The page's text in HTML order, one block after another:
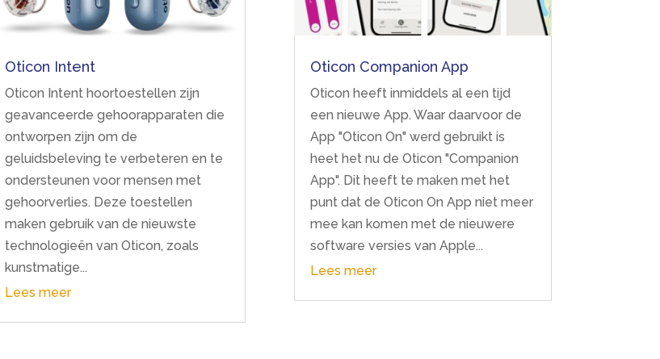
Oticon Intent
Oticon Intent hoortoestellen zijn
geavanceerde gehoorapparaten die
ontworpen zijn om de
geluidsbeleving te verbeteren en te
ondersteunen voor mensen met
gehoorverlies. Deze toestellen
maken gebruik van de nieuwste
technologieën van Oticon, zoals
kunstmatige...
Lees meer
Oticon Companion App
Oticon heeft inmiddels al een tijd
een nieuwe App. Waar daarvoor de
App "Oticon On" werd gebruikt is
heet het nu de Oticon "Companion
App". Dit heeft te maken met het
punt dat de Oticon On App niet meer
mee kan komen met de nieuwere
software versies van Apple...
Lees meer